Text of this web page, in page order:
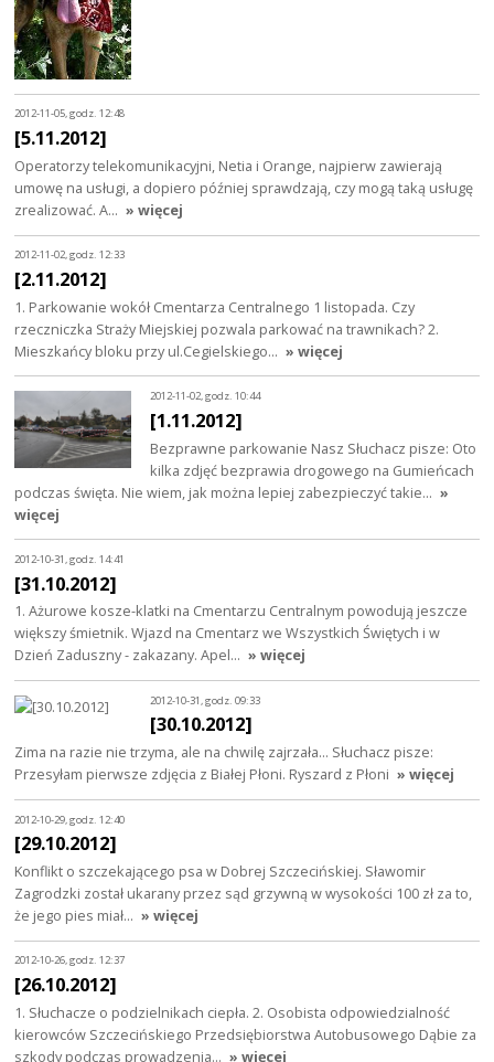
2012-11-05, godz. 12:48
[5.11.2012]
Operatorzy telekomunikacyjni, Netia i Orange, najpierw zawierają
umowę na usługi, a dopiero później sprawdzają, czy mogą taką usługę
zrealizować. A… » więcej
2012-11-02, godz. 12:33
[2.11.2012]
1. Parkowanie wokół Cmentarza Centralnego 1 listopada. Czy
rzeczniczka Straży Miejskiej pozwala parkować na trawnikach? 2.
Mieszkańcy bloku przy ul.Cegielskiego… » więcej
2012-11-02, godz. 10:44
[1.11.2012]
Bezprawne parkowanie Nasz Słuchacz pisze: Oto
kilka zdjęć bezprawia drogowego na Gumieńcach
podczas święta. Nie wiem, jak można lepiej zabezpieczyć takie… »
więcej
2012-10-31, godz. 14:41
[31.10.2012]
1. Ażurowe kosze-klatki na Cmentarzu Centralnym powodują jeszcze
większy śmietnik. Wjazd na Cmentarz we Wszystkich Świętych i w
Dzień Zaduszny - zakazany. Apel… » więcej
2012-10-31, godz. 09:33
[30.10.2012]
Zima na razie nie trzyma, ale na chwilę zajrzała... Słuchacz pisze:
Przesyłam pierwsze zdjęcia z Białej Płoni. Ryszard z Płoni » więcej
2012-10-29, godz. 12:40
[29.10.2012]
Konflikt o szczekającego psa w Dobrej Szczecińskiej. Sławomir
Zagrodzki został ukarany przez sąd grzywną w wysokości 100 zł za to,
że jego pies miał… » więcej
2012-10-26, godz. 12:37
[26.10.2012]
1. Słuchacze o podzielnikach ciepła. 2. Osobista odpowiedzialność
kierowców Szczecińskiego Przedsiębiorstwa Autobusowego Dąbie za
szkody podczas prowadzenia… » więcej